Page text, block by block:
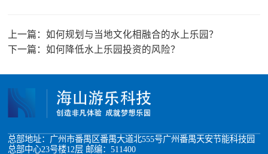
上一篇：如何规划与当地文化相融合的水上乐园？
下一篇：如何降低水上乐园投资的风险？
总部地址：广州市番禺区番禺大道北555号广州番禺天安节能科技园
总部中心23号楼12层 邮编：511400